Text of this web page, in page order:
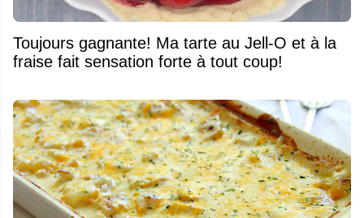
Toujours gagnante! Ma tarte au Jell-O et à la
fraise fait sensation forte à tout coup!